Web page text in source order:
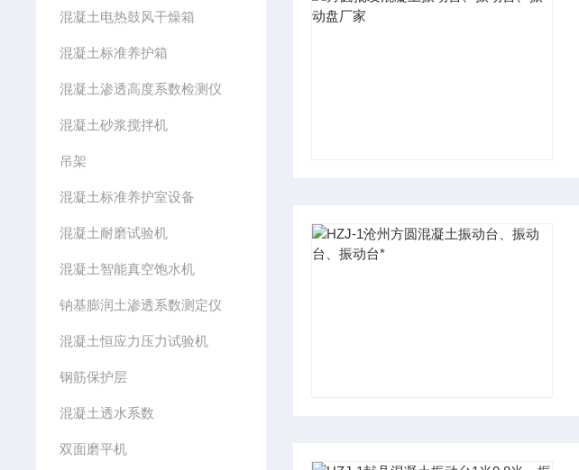
混凝土电热鼓风干燥箱
混凝土标准养护箱
混凝土渗透高度系数检测仪
混凝土砂浆搅拌机
吊架
混凝土标准养护室设备
混凝土耐磨试验机
混凝土智能真空饱水机
钠基膨润土渗透系数测定仪
混凝土恒应力压力试验机
钢筋保护层
混凝土透水系数
双面磨平机